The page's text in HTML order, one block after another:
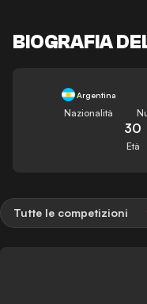
BIOGRAFIA
Argentina
Nazionalità
30
Età
Tutte le competizioni